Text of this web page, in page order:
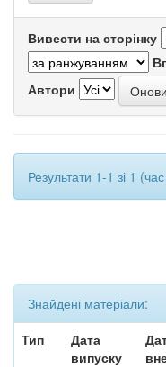
Вивести на сторінку
Автори
Результати 1-1 зі 1
Знайдені матеріали:
Тип
Дата
випуску